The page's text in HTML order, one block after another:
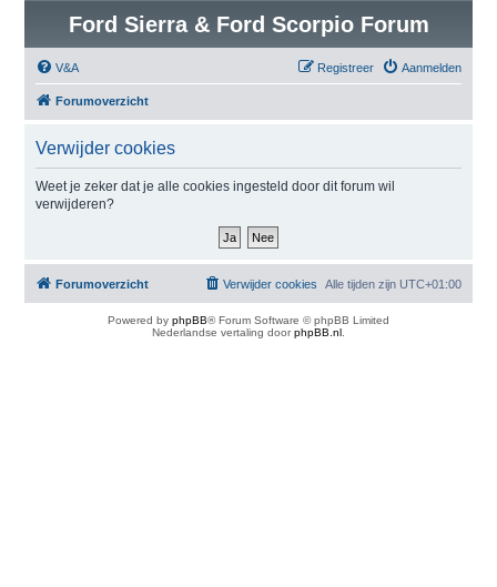
Ford Sierra & Ford Scorpio Forum
V&A Aanmelden
Registreer
Forumoverzicht
Verwijder cookies
Weet je zeker dat je alle cookies ingesteld door dit forum wil
verwijderen?
Forumoverzicht Alle tijden zijn UTC+01:00
Verwijder cookies
Powered by phpBB® Forum Software © phpBB Limited
Nederlandse vertaling doorphpBB.nl